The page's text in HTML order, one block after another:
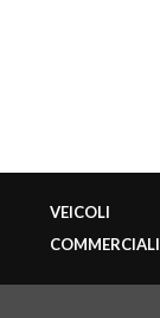
VEICOLI
COMMERCIALI